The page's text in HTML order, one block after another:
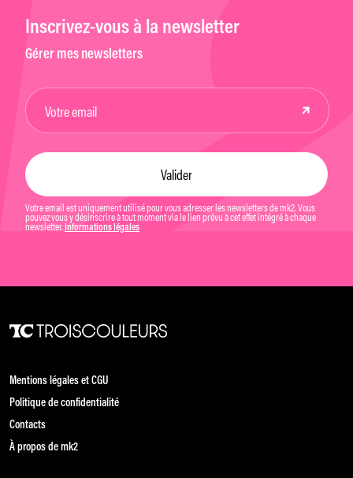
Inscrivez-vous à la newsletter
Gérer mes newsletters
Votre email est uniquement utilisé pour vous adresser les newsletters de mk2. Vous
pouvez vous y désinscrire à tout moment via le lien prévu à cet effet intégré à chaque
newsletter. Informations légales
Mentions légales et CGU
Politique de confidentialité
Contacts
À propos de mk2